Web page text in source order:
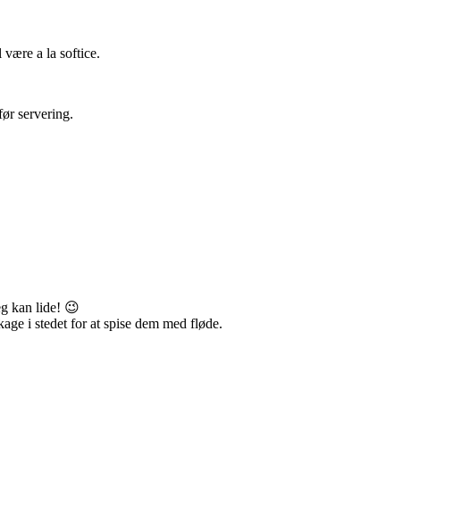
være a la softice.
servering.
kan lide! 😉
i stedet for at spise dem med fløde.